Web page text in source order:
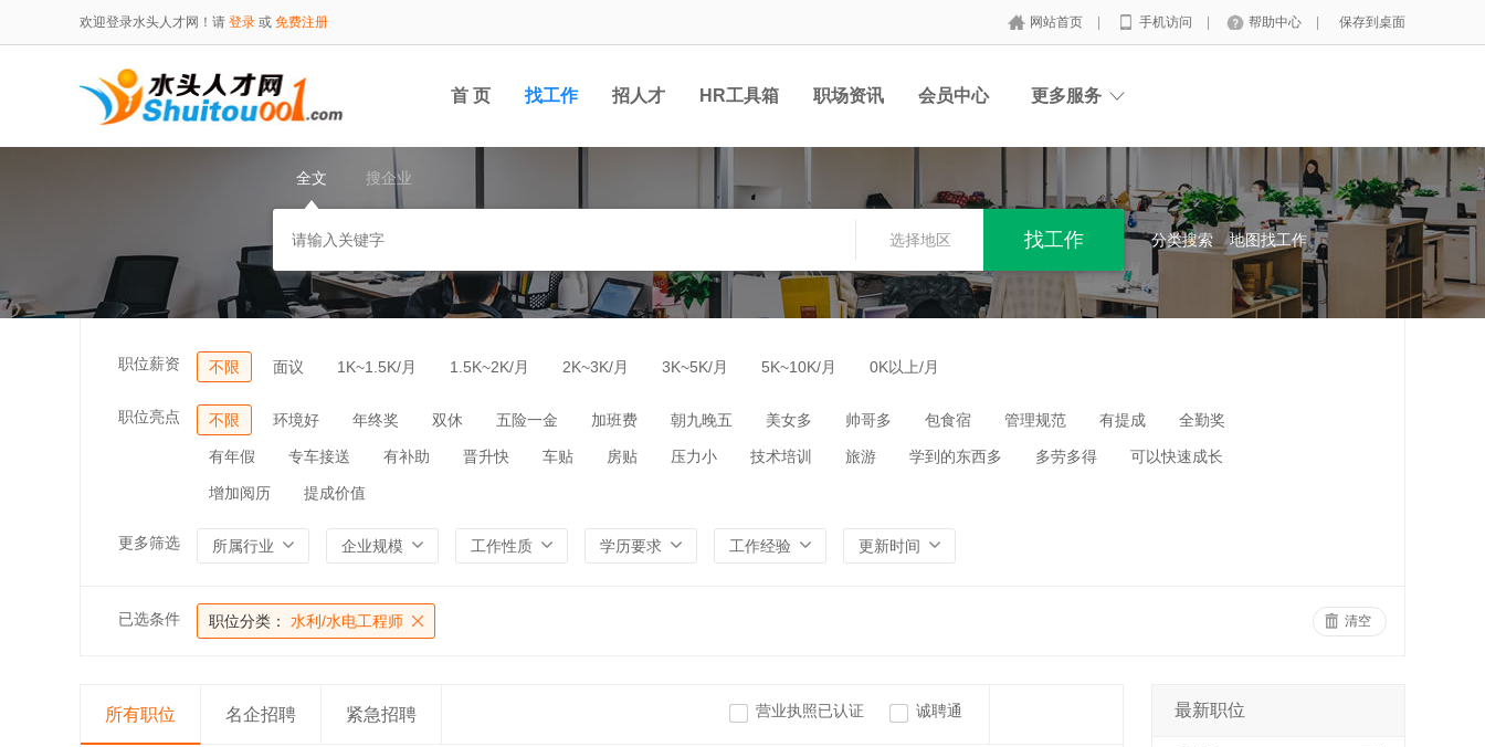
欢迎登录水头人才网！请 登录 或 免费注册 网站首页 手机访问 帮助中心 保存到桌面
首 页 找工作 招人才 HR工具箱 职场资讯 会员中心 更多服务
全文 搜企业
选择地区 分类搜索 地图找工作
职位薪资 不限 面议 1K~1.5K/月 1.5K~2K/月 2K~3K/月 3K~5K/月 5K~10K/月 0K以上/月
职位亮点 不限 环境好 年终奖 双休 五险一金 加班费 朝九晚五 美女多 帅哥多 包食宿 管理规范 有提成 全勤奖
有年假 专车接送 有补助 晋升快 车贴 房贴 压力小 技术培训 旅游 学到的东西多 多劳多得 可以快速成长
增加阅历 提成价值
更多筛选 所属行业 企业规模 工作性质 学历要求 工作经验 更新时间
已选条件 职位分类： 水利/水电工程师 清空
所有职位 名企招聘 紧急招聘 营业执照已认证 诚聘通 最新职位